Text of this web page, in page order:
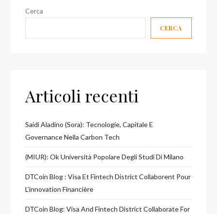
Borgarello
Cerca
CERCA
Articoli recenti
Saidi Aladino (Sora): Tecnologie, Capitale E
Governance Nella Carbon Tech
(MIUR): Ok Università Popolare Degli Studi Di Milano
DTCoin Blog : Visa Et Fintech District Collaborent Pour
L’innovation Financière
DTCoin Blog: Visa And Fintech District Collaborate For